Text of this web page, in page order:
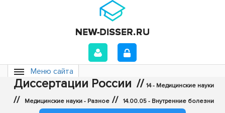
Меню сайта
Диссертации России // 14 - Медицинские науки
// Медицинские науки - Разное // 14.00.05 - Внутренние болезни